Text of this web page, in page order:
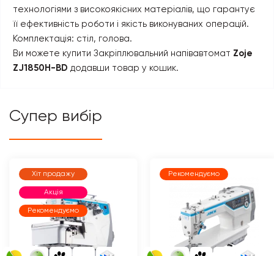
технологіями з високоякісних матеріалів, що гарантує
її ефективність роботи і якість виконуваних операцій.
Комплектація: стіл, голова.
Ви можете купити Закріплювальний напівавтомат Zoje
ZJ1850H-BD додавши товар у кошик.
Супер вибір
Хіт продажу
Акція
Рекомендуємо
Рекомендуємо